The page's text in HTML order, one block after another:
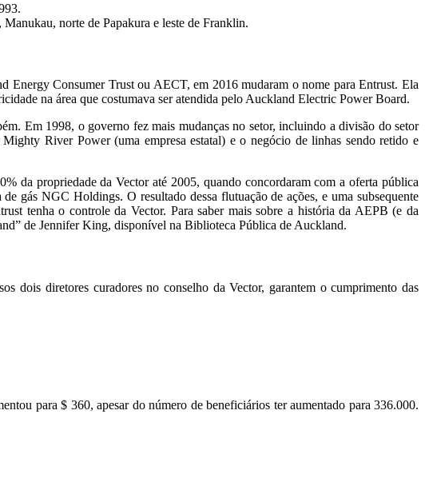
norte de Papakura e leste de Franklin.
Energy Consumer Trust ou AECT, em 2016 mudaram o nome para Entrust. Ela
na área que costumava ser atendida pelo Auckland Electric Power Board.
Em 1998, o governo fez mais mudanças no setor, incluindo a divisão do setor
River Power (uma empresa estatal) e o negócio de linhas sendo retido e
da propriedade da Vector até 2005, quando concordaram com a oferta pública
gás NGC Holdings. O resultado dessa flutuação de ações, e uma subsequente
tenha o controle da Vector. Para saber mais sobre a história da AEPB (e da
de Jennifer King, disponível na Biblioteca Pública de Auckland.
dois diretores curadores no conselho da Vector, garantem o cumprimento das
para $ 360, apesar do número de beneficiários ter aumentado para 336.000.